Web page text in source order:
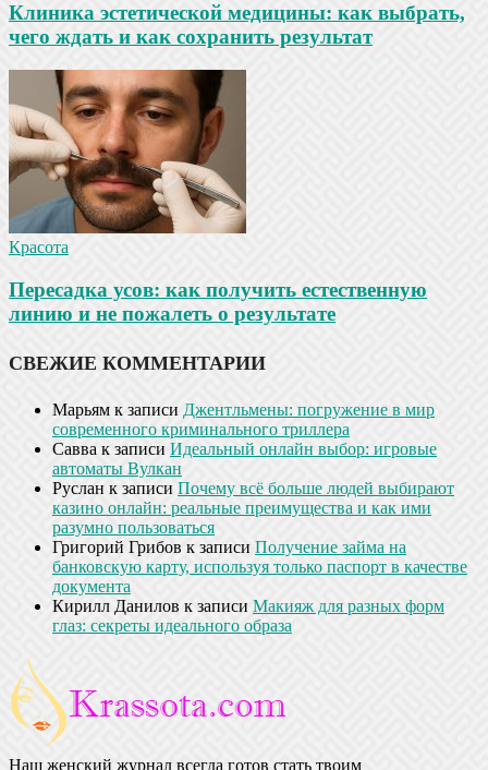
Клиника эстетической медицины: как выбрать,
чего ждать и как сохранить результат
Красота
Пересадка усов: как получить естественную
линию и не пожалеть о результате
СВЕЖИЕ КОММЕНТАРИИ
Марьям к записи Джентльмены: погружение в мир
современного криминального триллера
Савва к записи Идеальный онлайн выбор: игровые
автоматы Вулкан
Руслан к записи Почему всё больше людей выбирают
казино онлайн: реальные преимущества и как ими
разумно пользоваться
Григорий Грибов к записи Получение займа на
банковскую карту, используя только паспорт в качестве
документа
Кирилл Данилов к записи Макияж для разных форм
глаз: секреты идеального образа
Наш женский журнал всегда готов стать твоим